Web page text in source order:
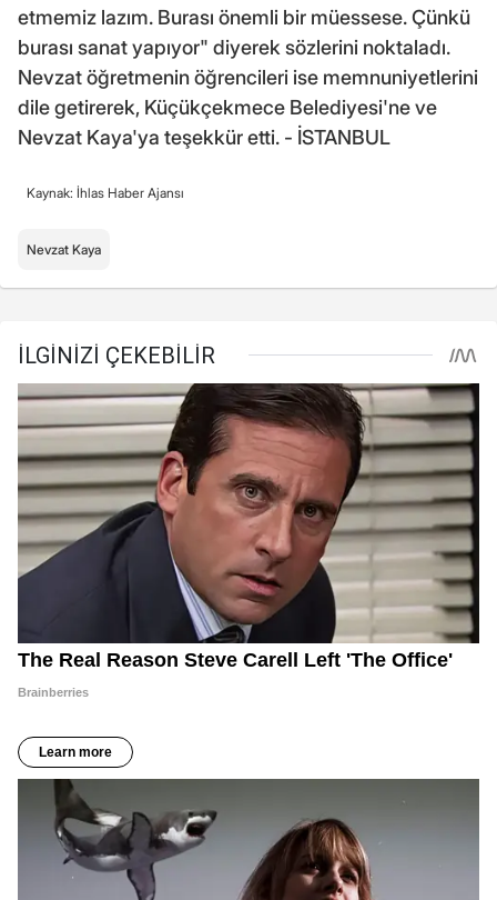
etmemiz lazım. Burası önemli bir müessese. Çünkü
burası sanat yapıyor" diyerek sözlerini noktaladı.
Nevzat öğretmenin öğrencileri ise memnuniyetlerini
dile getirerek, Küçükçekmece Belediyesi'ne ve
Nevzat Kaya'ya teşekkür etti. - İSTANBUL
Kaynak: İhlas Haber Ajansı
Nevzat Kaya